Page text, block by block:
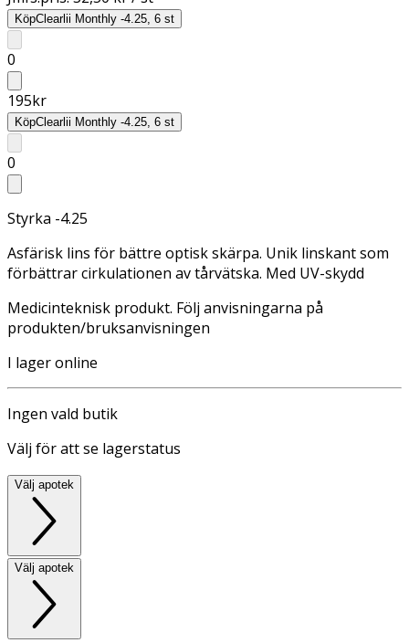
KöpClearlii Monthly -4.25, 6 st
0
195kr
KöpClearlii Monthly -4.25, 6 st
0
Styrka -4.25
Asfärisk lins för bättre optisk skärpa. Unik linskant som
förbättrar cirkulationen av tårvätska. Med UV-skydd
Medicinteknisk produkt. Följ anvisningarna på
produkten/bruksanvisningen
I lager online
Ingen vald butik
Välj för att se lagerstatus
Välj apotek
Välj apotek